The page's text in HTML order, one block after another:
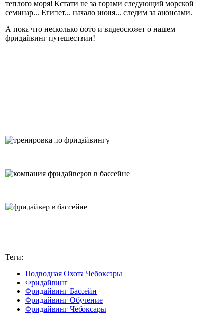
теплого моря! Кстати не за горами следующий морской
семинар... Египет... начало июня... следим за анонсами.
А пока что несколько фото и видеосюжет о нашем
фридайвинг путешествии!
Теги:
Подводная Охота Чебоксары
Фридайвинг
Фридайвинг Бассейн
Фридайвинг Обучение
Фридайвинг Чебоксары